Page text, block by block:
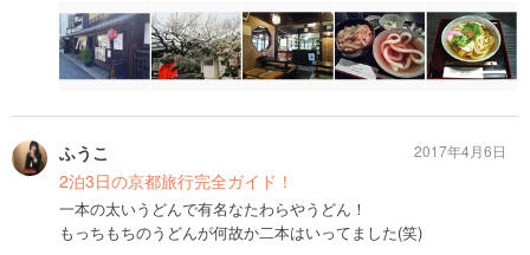
ふうこ
2泊3日の京都旅行完全ガイド！
一本の太いうどんで有名なたわらやうどん！
もっちもちのうどんが何故か二本はいってました(笑)
2017年4月6日